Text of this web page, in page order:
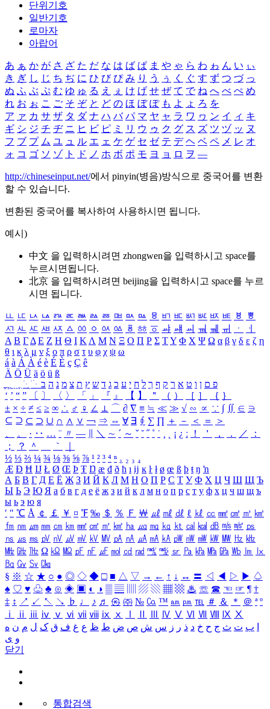
단위기호
일반기호
로마자
아랍어
あ ぁ か が さ ざ た だ な は ば ぱ ま や ゃ ら わ ゎ ん い ぃ
き ぎ し じ ち ぢ に ひ び ぴ み り う ぅ く ぐ す ず つ づ っ
ぬ ふ ぶ ぷ む ゆ ゅ る え ぇ け げ せ ぜ て で ね へ べ ぺ め
れ お ぉ こ ご そ ぞ と ど の ほ ぼ ぽ も よ ょ ろ を
ア ァ カ サ ザ タ ダ ナ ハ バ パ マ ヤ ャ ラ ワ ヮ ン イ ィ キ
ギ シ ジ チ ヂ ニ ヒ ビ ピ ミ リ ウ ゥ ク グ ス ズ ツ ヅ ッ ヌ
フ ブ プ ム ユ ュ ル エ ェ ケ ゲ セ ゼ テ デ ヘ ベ ペ メ レ オ
ォ コ ゴ ソ ゾ ト ド ノ ホ ボ ポ モ ヨ ョ ロ ヲ ―
http://chineseinput.net/에서 pinyin(병음)방식으로 중국어를 변환
할 수 있습니다.
변환된 중국어를 복사하여 사용하시면 됩니다.
예시)
中文 을 입력하시려면 zhongwen을 입력하시고 space를
누르시면됩니다.
北京 을 입력하시려면 beijing을 입력하시고 space를 누르
시면 됩니다.
ㅥ ㅦ ㅧ ㅨ ㅩ ㅪ ㅫ ㅬ ㅭ ㅮ ㅯ ㅰ ㅱ ㅲ ㅳ ㅴ ㅵ ㅶ ㅷ ㅸ
ㅹ
ㅺ ㅻ ㅼ ㅽ ㅾ ㅿ ㆀ ㆁ ㆂ ㆃ ㆄ ㆅ ㆆ ㆇ ㆈ ㆉ ㆊ ㆋ ㆌ ㆍ
ㆎ
Α Β ΓΔ Ε Ζ Η Θ Ι ΚΛ Μ Ν Ξ Ο Π Ρ Σ ΤΥ Φ Χ Ψ Ω α β γ δ ε ζ η
θ ι κ λ μ ν ξ ο π ρ σ τ υ φ χ ψ ω
á à Á À é è É È ç Ç ê
Ä Ö Ü ä ö ü ß
ִֶֹ ֻּ ׁׂ פ ם ן ו ט א ר ק ף ך ל ח י ע כ ג ד ש ץ ת צ מ נ ה ב
‘ ’ “ ” 〔 〕 〈 〉 「 」 『 』 【 】 ＂ （ ） ［ ］ ｛ ｝
± × ÷ ≠ ≤ ≥ ∞ ∴ ♂ ♀ ∠ ⊥ ⌒ ∂ ∇ ≡ ≒ ≪ ≫ √ ∽ ∝ ∵ ∫ ∬ ∈ ∋
⊆ ⊇ ⊂ ⊃ ∪ ∩ ∧ ∨ ￢ ⇒ ⇔ ∀ ∃ ∮ ∑ ∏ ＋ － ＜ ＝
＞
、
。 · ‥ … ¨ 〃 ― ＼ ∼ ´ ～ ˇ ˘ ˝ ˚ ˙ ¸ ¡ ¿ ː ！ ＇ ， ． ／
：
；
？ ＾ ｀
½ ⅓ ⅔ ¼ ¾ ⅛ ⅜ ⅝ ⅞ ¹ ² ³ ⁴ ⁿ ₁ ₂ ₃ ₄
Æ Ð Ħ Ĳ Ł Ø Œ Þ Ŧ Ŋ æ đ ð ħ ı ĳ ĸ ŀ ł ø œ ß þ ŧ ŋ ŉ
А Б В Г Д Е Ё Ж З И Й К Л М Н О П Р С Т У Ф Х Ц Ч Ш Щ Ъ
Ы Ь Э Ю Я а б в г д е ё ж з и й к л м н о п р с т у ф х ц ч ш щ ъ
ы ь э ю я
′ ″ ℃ Å ￠ ￡ ￥ ¤ ℉ ‰ ＄ ％ Ｆ ￦ ㎕ ㎖ ㎗ ℓ ㎘ ㏄ ㎣ ㎤ ㎥ ㎦
㎙ ㎚ ㎛ ㎜ ㎝ ㎞ ㎟ ㎠ ㎡ ㎢ ㏊ ㎍ ㎎ ㎏ ㏏ ㎈ ㎉ ㏈ ㎧ ㎨ ㎰
㎱ ㎲ ㎳ ㎴ ㎵ ㎶ ㎷ ㎸ ㎹ ㎀ ㎁ ㎂ ㎃ ㎄ ㎺ ㎻ ㎽ ㎾ ㎿ ㎐ ㎑
㎒ ㎓ ㎔ Ω ㏀ ㏁ ㎊ ㎋ ㎌ ㏖ ㏅ ㎭ ㎮ ㎯ ㏛ ㎩ ㎪ ㎫ ㎬ ㏝ ㏐
㏓
㏃ ㏉ ㏜ ㏆
§ ※ ☆ ★ ○ ● ◎ ◇ ◆ □ ■ △ ▽ → ← ↑ ↓ ↔ 〓 ◁ ◀ ▷ ▶ ♤
♠ ♡ ♥ ♧ ♣ ⊙ ◈ ▣ ◐ ◑ ▒ ▤ ▨ ▧ ▦ ▩ ♨ ☏ ☎ ☜ ☞ ¶ †
‡ ↕ ↗ ↙ ↖ ↘ ♭ ♩ ♪ ♬ ㉿ ㈜ № ㏇ ™ ㏂ ㏘ ℡ ＃ ＆ ＊ ＠ ª º
ⅰ
ⅱ ⅲ ⅳ ⅴ ⅵ ⅶ ⅷ ⅸ ⅹ Ⅳ Ⅴ Ⅵ Ⅶ Ⅷ Ⅸ Ⅹ
ب ت ث ج ح خ د ذ ر ز س ش ص ض ط ظ ع غ ف ق ک ل م ن ه
و ی
닫기
통합검색